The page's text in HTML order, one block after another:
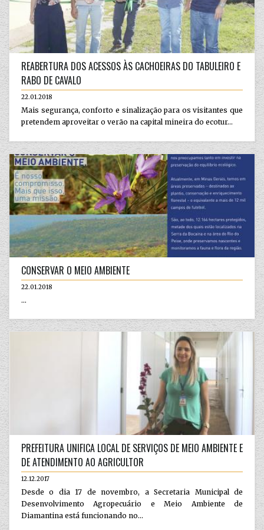
REABERTURA DOS ACESSOS ÀS CACHOEIRAS DO TABULEIRO E
RABO DE CAVALO
22.01.2018
Mais segurança, conforto e sinalização para os visitantes que
pretendem aproveitar o verão na capital mineira do ecotur...
CONSERVAR O MEIO AMBIENTE
22.01.2018
...
PREFEITURA UNIFICA LOCAL DE SERVIÇOS DE MEIO AMBIENTE E
DE ATENDIMENTO AO AGRICULTOR
12.12.2017
Desde o dia 17 de novembro, a Secretaria Municipal de
Desenvolvimento Agropecuário e Meio Ambiente de
Diamantina está funcionando no...